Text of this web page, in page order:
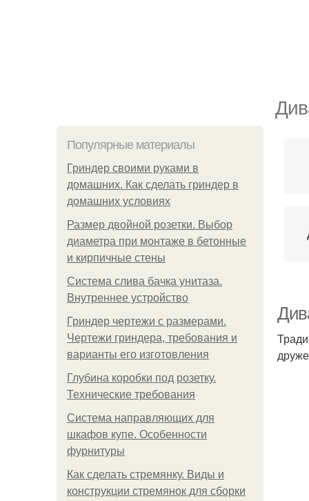
Популярные материалы
Гриндер своими руками в
домашних. Как сделать гриндер в
домашних условиях
Размер двойной розетки. Выбор
диаметра при монтаже в бетонные
и кирпичные стены
Система слива бачка унитаза.
Внутреннее устройство
Гриндер чертежи с размерами.
Чертежи гриндера, требования и
варианты его изготовления
Глубина коробки под розетку.
Технические требования
Система направляющих для
шкафов купе. Особенности
фурнитуры
Как сделать стремянку. Виды и
конструкции стремянок для сборки